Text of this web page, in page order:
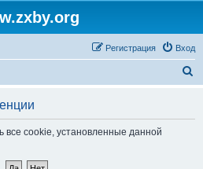
Вход
Регистрация
все cookie, установленные данной